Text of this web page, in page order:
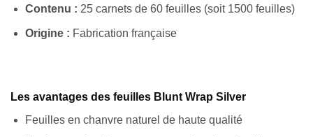
Contenu : 25 carnets de 60 feuilles (soit 1500 feuilles)
Origine : Fabrication française
Les avantages des feuilles Blunt Wrap Silver
Feuilles en chanvre naturel de haute qualité